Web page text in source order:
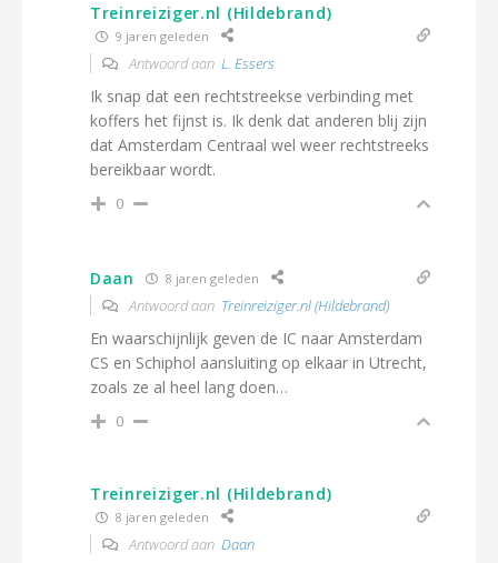
Treinreiziger.nl (Hildebrand)
9 jaren geleden
Antwoord aan L. Essers
Ik snap dat een rechtstreekse verbinding met
koffers het fijnst is. Ik denk dat anderen blij zijn
dat Amsterdam Centraal wel weer rechtstreeks
bereikbaar wordt.
0
Daan 8 jaren geleden
Antwoord aan Treinreiziger.nl (Hildebrand)
En waarschijnlijk geven de IC naar Amsterdam
CS en Schiphol aansluiting op elkaar in Utrecht,
zoals ze al heel lang doen…
0
Treinreiziger.nl (Hildebrand)
8 jaren geleden
Antwoord aan Daan